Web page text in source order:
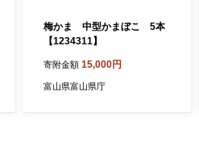
梅かま 中型かまぼこ 5本
【1234311】
寄附金額 15,000円
富山県富山県庁